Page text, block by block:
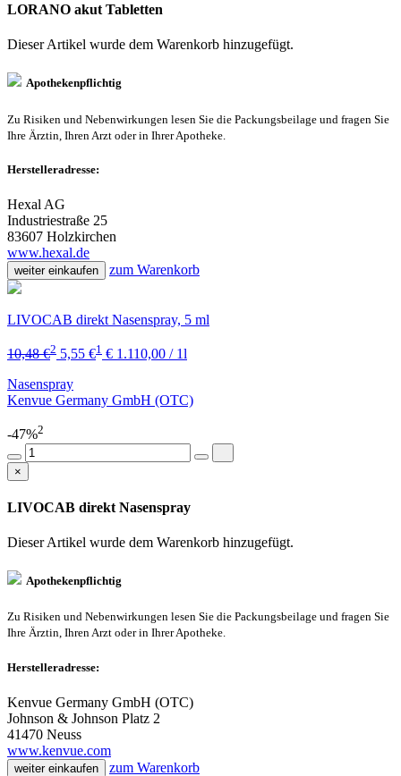
LORANO akut Tabletten
Dieser Artikel wurde dem Warenkorb hinzugefügt.
Apothekenpflichtig
Zu Risiken und Nebenwirkungen lesen Sie die Packungsbeilage und fragen Sie
Ihre Ärztin, Ihren Arzt oder in Ihrer Apotheke.
Herstelleradresse:
Hexal AG
Industriestraße 25
83607 Holzkirchen
www.hexal.de
weiter einkaufen zum Warenkorb
LIVOCAB direkt Nasenspray, 5 ml
10,48 €2 5,55 €1 € 1.110,00 / 1l
Nasenspray
Kenvue Germany GmbH (OTC)
-47%2
×
LIVOCAB direkt Nasenspray
Dieser Artikel wurde dem Warenkorb hinzugefügt.
Apothekenpflichtig
Zu Risiken und Nebenwirkungen lesen Sie die Packungsbeilage und fragen Sie
Ihre Ärztin, Ihren Arzt oder in Ihrer Apotheke.
Herstelleradresse:
Kenvue Germany GmbH (OTC)
Johnson & Johnson Platz 2
41470 Neuss
www.kenvue.com
weiter einkaufen zum Warenkorb